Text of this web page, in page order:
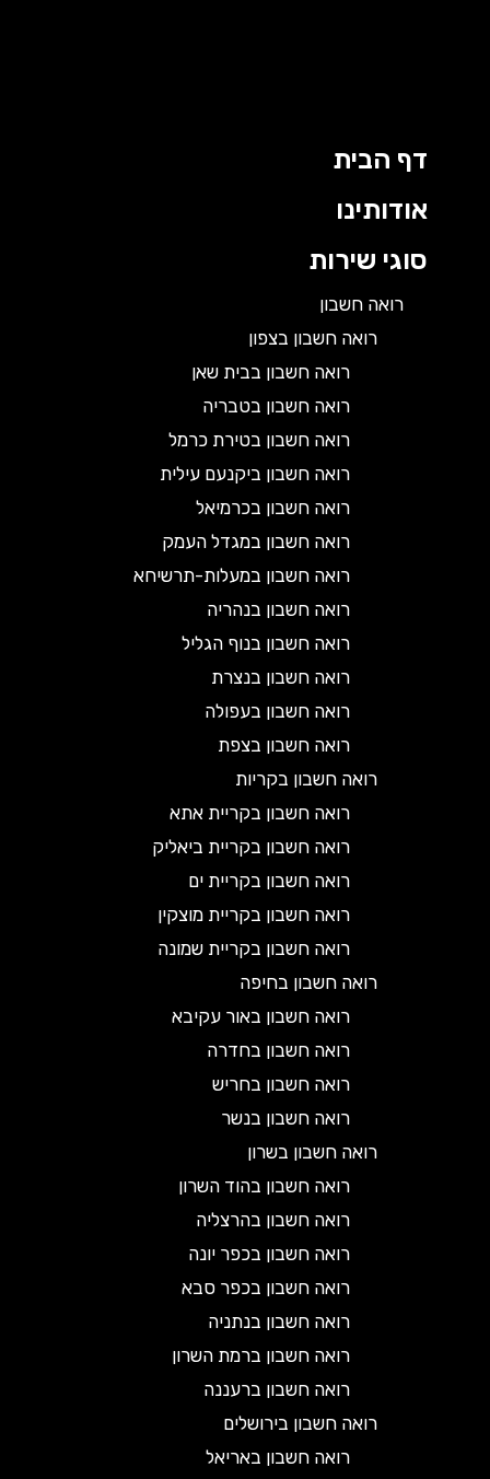
דף הבית
אודותינו
סוגי שירות
רואה חשבון
רואה חשבון בצפון
רואה חשבון בבית שאן
רואה חשבון בטבריה
רואה חשבון בטירת כרמל
רואה חשבון ביקנעם עילית
רואה חשבון בכרמיאל
רואה חשבון במגדל העמק
רואה חשבון במעלות-תרשיחא
רואה חשבון בנהריה
רואה חשבון בנוף הגליל
רואה חשבון בנצרת
רואה חשבון בעפולה
רואה חשבון בצפת
רואה חשבון בקריות
רואה חשבון בקריית אתא
רואה חשבון בקריית ביאליק
רואה חשבון בקריית ים
רואה חשבון בקריית מוצקין
רואה חשבון בקריית שמונה
רואה חשבון בחיפה
רואה חשבון באור עקיבא
רואה חשבון בחדרה
רואה חשבון בחריש
רואה חשבון בנשר
רואה חשבון בשרון
רואה חשבון בהוד השרון
רואה חשבון בהרצליה
רואה חשבון בכפר יונה
רואה חשבון בכפר סבא
רואה חשבון בנתניה
רואה חשבון ברמת השרון
רואה חשבון ברעננה
רואה חשבון בירושלים
רואה חשבון באריאל